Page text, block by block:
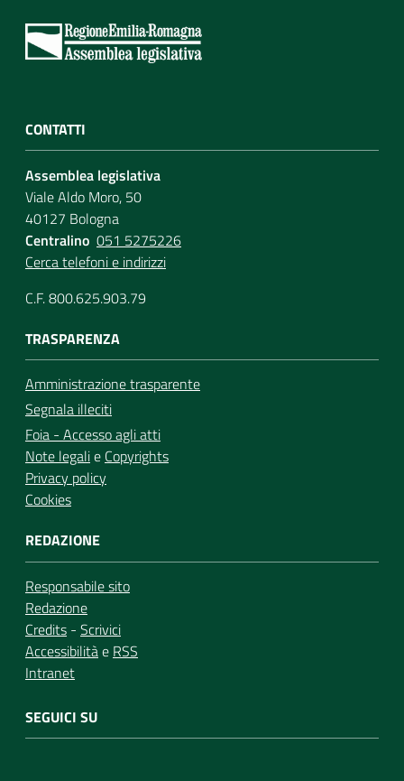
CONTATTI
Assemblea legislativa
Viale Aldo Moro, 50
40127 Bologna
Centralino 051 5275226
Cerca telefoni e indirizzi
C.F. 800.625.903.79
TRASPARENZA
Amministrazione trasparente
Segnala illeciti
Foia - Accesso agli atti
Note legalie Copyrights
Privacy policy
Cookies
REDAZIONE
Responsabile sito
Redazione
Credits - Scrivici
Accessibilitàe RSS
Intranet
SEGUICI SU